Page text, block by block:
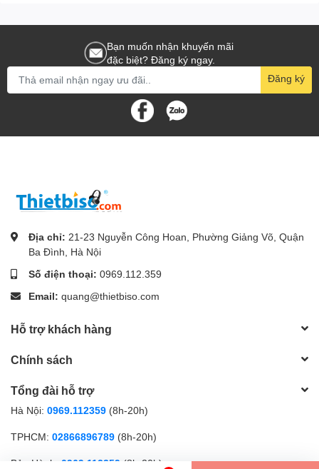
Bạn muốn nhận khuyến mãi
đặc biệt? Đăng ký ngay.
Đăng ký
Địa chỉ: 21-23 Nguyễn Công Hoan, Phường Giảng Võ, Quận
Ba Đình, Hà Nội
Số điện thoại: 0969.112.359
Email: quang@thietbiso.com
Hỗ trợ khách hàng
Chính sách
Tổng đài hỗ trợ
Hà Nội: 0969.112359 (8h-20h)
TPHCM: 02866896789 (8h-20h)
Bảo Hành: 0969.112359 (8h-20h)